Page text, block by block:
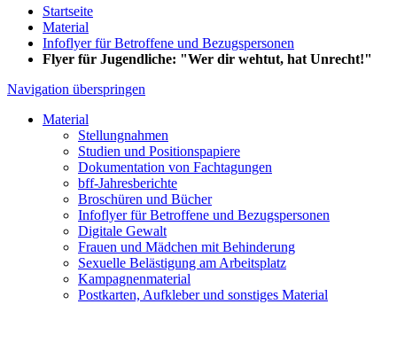
Startseite
Material
Infoflyer für Betroffene und Bezugspersonen
Flyer für Jugendliche: "Wer dir wehtut, hat Unrecht!"
Navigation überspringen
Material
Stellungnahmen
Studien und Positionspapiere
Dokumentation von Fachtagungen
bff-Jahresberichte
Broschüren und Bücher
Infoflyer für Betroffene und Bezugspersonen
Digitale Gewalt
Frauen und Mädchen mit Behinderung
Sexuelle Belästigung am Arbeitsplatz
Kampagnenmaterial
Postkarten, Aufkleber und sonstiges Material